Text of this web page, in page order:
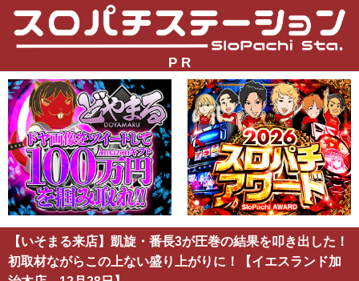
P R
【いそまる来店】凱旋・番長3が圧巻の結果を叩き出した！
初取材ながらこの上ない盛り上がりに！【イエスランド加